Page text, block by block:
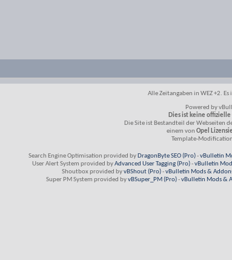
Alle Zeitangaben in WEZ +2. Es
Powered by
Dies ist keine
Die Site ist Bestandteil der Webseiten
einem von Opel
Template-
Search Engine Optimisation provided by DragonByte SEO (Pro)-vBulletin
User Alert System provided byAdvanced User Tagging (Pro)-vBulletin
Shoutbox provided byvBShout (Pro)-vBulletin Mods &
Super PM System provided byvBSuper_PM (Pro)-vBulletin Mods &